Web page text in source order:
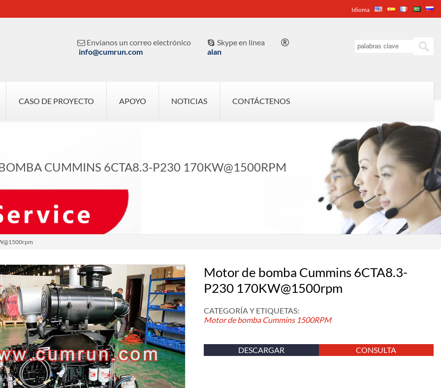
Idioma
 Envíanos un correo electrónico
info@cumrun.com
 Skype en línea
alan

CASO DE PROYECTO APOYO NOTICIAS CONTÁCTENOS
CUMMINS 6CTA8.3-P230 170KW@1500RPM
Motor de bomba Cummins 6CTA8.3-
P230 170KW@1500rpm
CATEGORÍA Y ETIQUETAS:
Motor de bomba Cummins 1500RPM
DESCARGAR CONSULTA